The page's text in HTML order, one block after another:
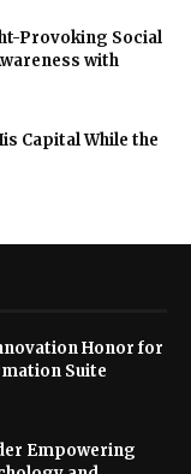
Provoking Social
with
Capital While the
Honor for
Suite
Empowering